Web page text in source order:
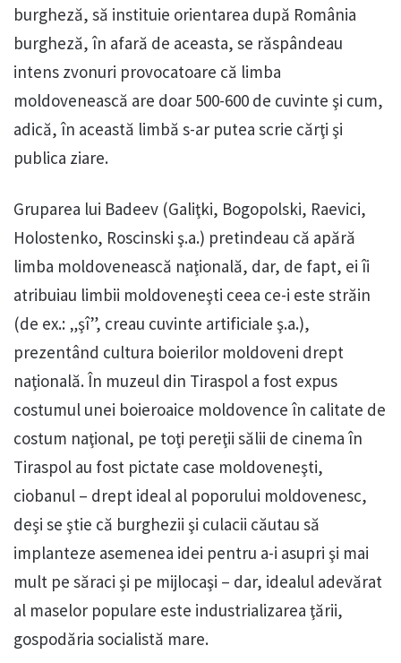
burgheză, să instituie orientarea după România
burgheză, în afară de aceasta, se răspândeau
intens zvonuri provocatoare că limba
moldovenească are doar 500-600 de cuvinte şi cum,
adică, în această limbă s-ar putea scrie cărţi şi
publica ziare.
Gruparea lui Badeev (Galiţki, Bogopolski, Raevici,
Holostenko, Roscinski ş.a.) pretindeau că apără
limba moldovenească naţională, dar, de fapt, ei îi
atribuiau limbii moldoveneşti ceea ce-i este străin
(de ex.: „şî”, creau cuvinte artificiale ş.a.),
prezentând cultura boierilor moldoveni drept
naţională. În muzeul din Tiraspol a fost expus
costumul unei boieroaice moldovence în calitate de
costum naţional, pe toţi pereţii sălii de cinema în
Tiraspol au fost pictate case moldoveneşti,
ciobanul – drept ideal al poporului moldovenesc,
deşi se ştie că burghezii şi culacii căutau să
implanteze asemenea idei pentru a-i asupri şi mai
mult pe săraci şi pe mijlocaşi – dar, idealul adevărat
al maselor populare este industrializarea ţării,
gospodăria socialistă mare.